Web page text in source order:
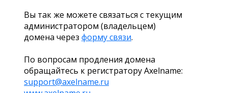
Вы так же можете связаться с текущим
администратором (владельцем)
домена через форму связи.
По вопросам продления домена
обращайтесь к регистратору Axelname:
support@axelname.ru